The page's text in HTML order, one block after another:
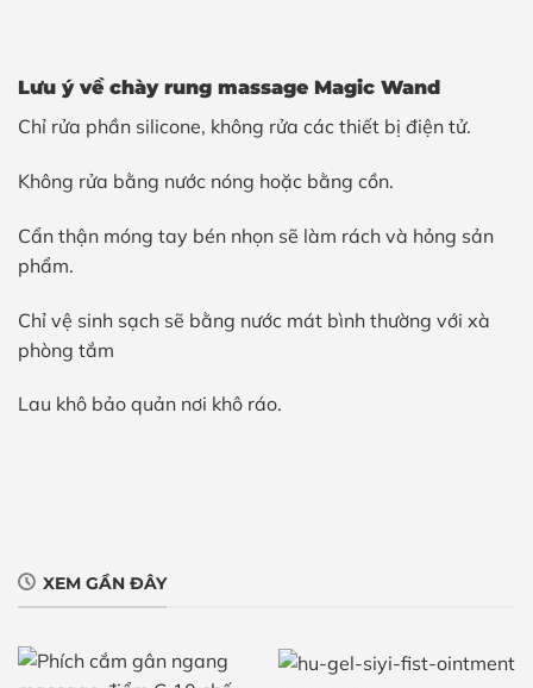
Lưu ý về chày rung massage Magic Wand
Chỉ rửa phần silicone, không rửa các thiết bị điện tử.
Không rửa bằng nước nóng hoặc bằng cồn.
Cẩn thận móng tay bén nhọn sẽ làm rách và hỏng sản
phẩm.
Chỉ vệ sinh sạch sẽ bằng nước mát bình thường với xà
phòng tắm
Lau khô bảo quản nơi khô ráo.
XEM GẦN ĐÂY